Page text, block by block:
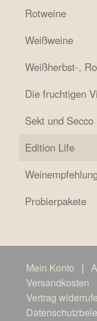
Rot­wei­ne
Weiß­wei­ne
Weiß­herbst-,
Die fruch­ti­gen
Sekt und Secco
Edi­ti­on Life
Pro­bier­pa­ke­te
Mein Kon­to
Ver­sand­kos­ten
Ver­trag